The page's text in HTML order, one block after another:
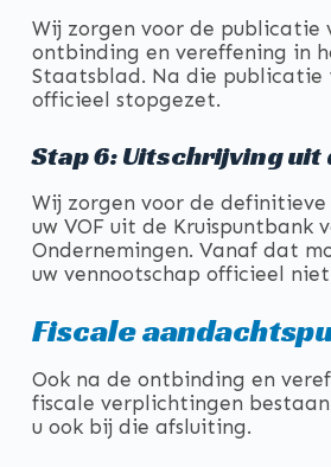
Wij zorgen voor de publicatie
ontbinding en vereffening in
Staatsblad. Na die publicatie
officieel stopgezet.
Stap 6: Uitschrijving uit
Wij zorgen voor de
uw VOF uit de Kruispuntbank
Ondernemingen. Vanaf dat
uw vennootschap officieel
Fiscale
Ook na de ontbinding en
fiscale verplichtingen
u ook bij die afsluiting.